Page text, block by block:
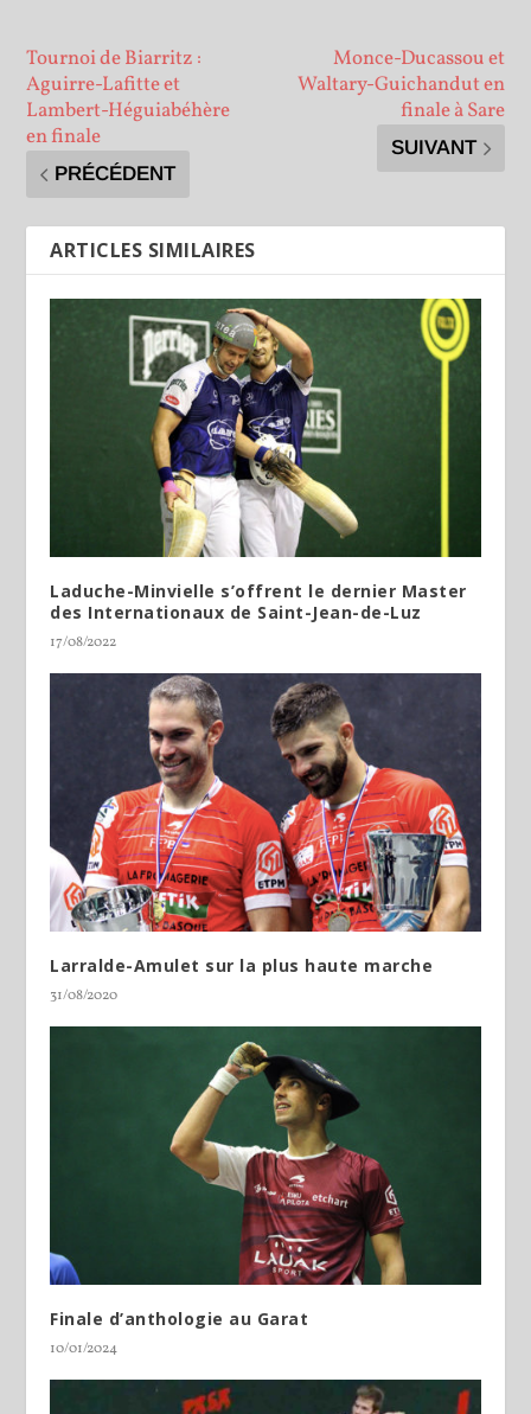
Tournoi de Biarritz :
Aguirre-Lafitte et
Lambert-Héguiabéhère
en finale
PRÉCÉDENT
Monce-Ducassou et
Waltary-Guichandut en
finale à Sare
SUIVANT
ARTICLES SIMILAIRES
Laduche-Minvielle s’offrent le dernier Master
des Internationaux de Saint-Jean-de-Luz
17/08/2022
Larralde-Amulet sur la plus haute marche
31/08/2020
Finale d’anthologie au Garat
10/01/2024